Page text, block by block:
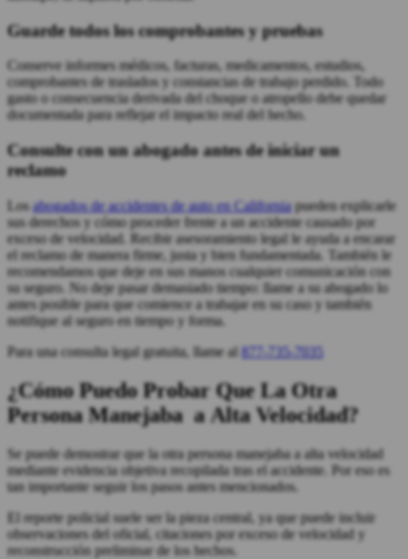
Guarde todos los comprobantes y pruebas
Conserve informes médicos, facturas, medicamentos, estudios,
comprobantes de traslados y constancias de trabajo perdido. Todo
gasto o consecuencia derivada del choque o atropello debe quedar
documentada para reflejar el impacto real del hecho.
Consulte con un abogado antes de iniciar un
reclamo
Losabogados de accidentes de auto en Californiapueden explicarle
sus derechos y cómo proceder frente a un accidente causado por
exceso de velocidad. Recibir asesoramiento legal le ayuda a encarar
el reclamo de manera firme, justa y bien fundamentada. También le
recomendamos que deje en sus manos cualquier comunicación con
su seguro. No deje pasar demasiado tiempo: llame a su abogado lo
antes posible para que comience a trabajar en su caso y también
notifique al seguro en tiempo y forma.
Para una consulta legal gratuita, llame al 877-735-7035
¿Cómo Puedo Probar Que La Otra
Persona Manejaba a Alta Velocidad?
Se puede demostrar que la otra persona manejaba a alta velocidad
mediante evidencia objetiva recopilada tras el accidente. Por eso es
tan importante seguir los pasos antes mencionados.
El reporte policial suele ser la pieza central, ya que puede incluir
observaciones del oficial, citaciones por exceso de velocidad y
reconstrucción preliminar de los hechos.